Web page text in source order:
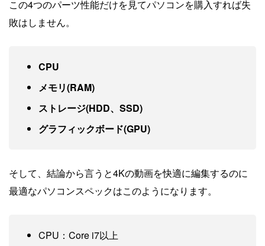
この4つのパーツ性能だけを見てパソコンを購入すれば失
敗はしません。
CPU
メモリ(RAM)
ストレージ(HDD、SSD)
グラフィックボード(GPU)
そして、結論から言うと4Kの動画を快適に編集するのに
最適なパソコンスペックはこのようになります。
CPU：Core i7以上